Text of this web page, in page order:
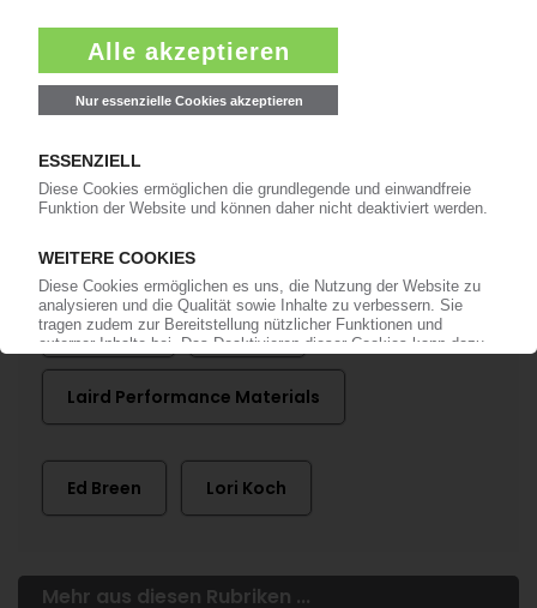
Bereits KI-Abonnent? Jetzt
anmelden!
Mehr zu ...
Celanese DuPont
Laird Performance Materials
Ed Breen Lori Koch
Mehr aus diesen Rubriken ...